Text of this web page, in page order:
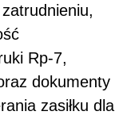
Rp-7,
dokumenty
zasiłku dla